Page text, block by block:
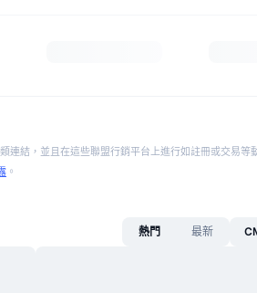
結，並且在這些聯盟行銷平台上進行如註冊或交易等
。
熱門 最新